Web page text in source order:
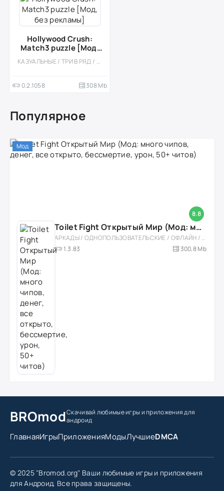
Hollywood Crush:
Match3 puzzle [Мод,
без рекламы]
КАЗУАЛЬНЫЕ / ТРИ В РЯД / ГОЛОВОЛОМКИ / СТИЛИЗАЦИЯ / ОДНОПОЛЬЗОВАТЕЛЬСКИЕ / МОД / ВСТРОЕННЫЙ КЕШ
0.2.1058 308 Mb
Популярное
8.8
Мод
Toilet Fight Открытый Мир (Мод: много чипов, денег, все открыто, бессмертие, урон, 50+ читов)
АРКАДЫ / ОДНОПОЛЬЗОВАТЕЛЬСКИЕ / ОФЛАЙН / МОД / РОЛЕВЫЕ / ШУТЕРЫ / ОТКРЫТЫЙ МИР / ВСТРОЕННЫЙ КЕШ / 3D / ЭКШЕНЫ / ТУАЛЕТНЫЕ ВОЙНЫ / ДЛЯ ДЕТЕЙ
1.3.83
300,8 Mb
BROmodСкачивай любимые игрыи приложения для
андроид
ГлавнаяИгрыПриложенияМодыЛучшиеDMCA
© 2025 "Bromod.org" Ваши любимые игры и приложения
для Андроид. Все права защищены.